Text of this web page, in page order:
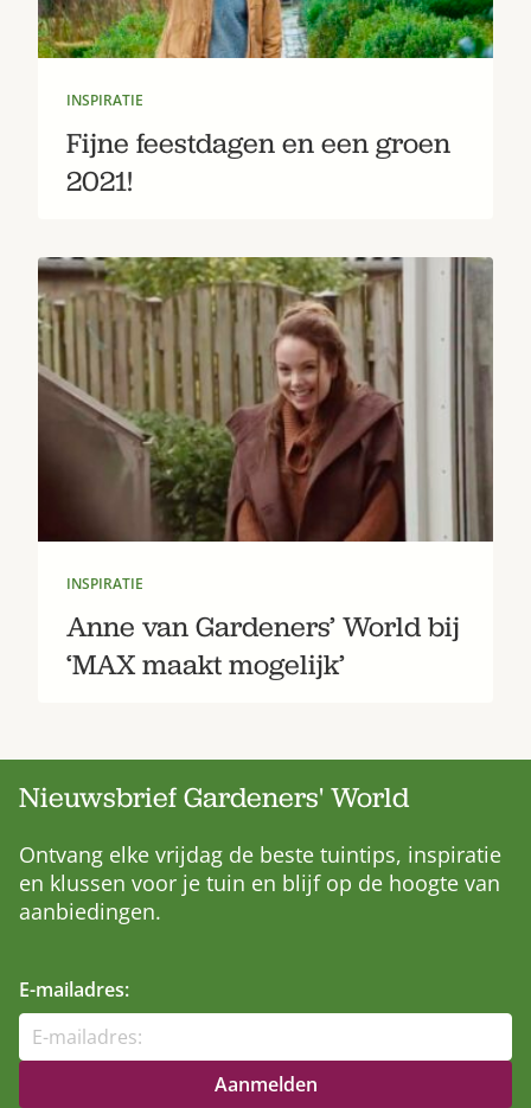
INSPIRATIE
Fijne feestdagen en een groen
2021!
INSPIRATIE
Anne van Gardeners’ World bij
‘MAX maakt mogelijk’
Nieuwsbrief Gardeners' World
Ontvang elke vrijdag de beste tuintips, inspiratie
en klussen voor je tuin en blijf op de hoogte van
aanbiedingen.
E-mailadres: